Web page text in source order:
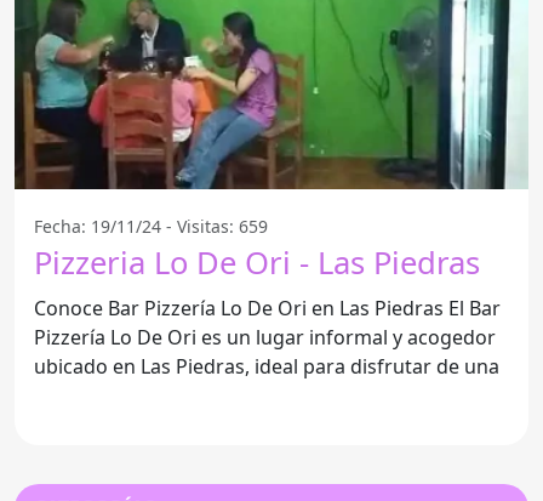
Fecha: 19/11/24 - Visitas: 659
Pizzeria Lo De Ori - Las Piedras
Conoce Bar Pizzería Lo De Ori en Las Piedras El Bar
Pizzería Lo De Ori es un lugar informal y acogedor
ubicado en Las Piedras, ideal para disfrutar de una